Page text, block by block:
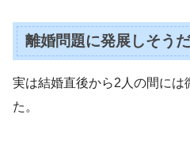
離婚問題に発展しそう
実は結婚直後から2人の間には
た。